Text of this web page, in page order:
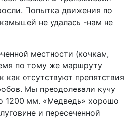
Попытка движения по
не удалась -нам не
местности (кочкам,
по тому же маршруту
как отсутствуют препятствия
Мы преодолевали кучу
1200 мм. «Медведь» хорошо
и пересеченной